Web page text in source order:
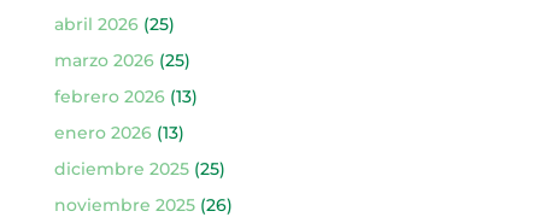
abril 2026(25)
marzo 2026(25)
febrero 2026(13)
enero 2026(13)
diciembre 2025(25)
noviembre 2025(26)